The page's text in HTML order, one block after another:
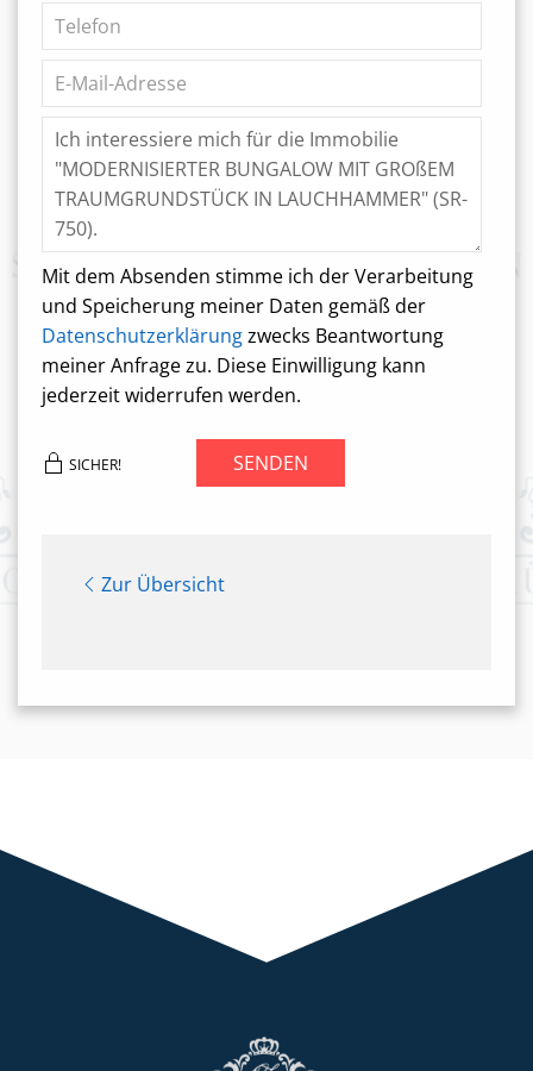
Mit dem Absenden stimme ich der Verarbeitung
und Speicherung meiner Daten gemäß der
Datenschutzerklärungzwecks Beantwortung
meiner Anfrage zu. Diese Einwilligung kann
jederzeit widerrufen werden.
SICHER! SENDEN
Zur Übersicht